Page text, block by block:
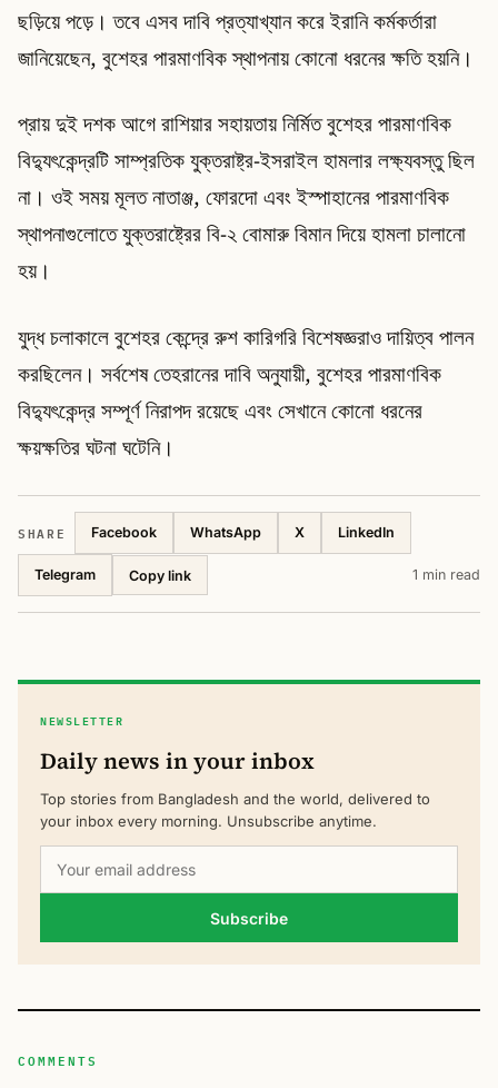
ছড়িয়ে পড়ে। তবে এসব দাবি প্রত্যাখ্যান করে ইরানি কর্মকর্তারা
জানিয়েছেন, বুশেহর পারমাণবিক স্থাপনায় কোনো ধরনের ক্ষতি হয়নি।
প্রায় দুই দশক আগে রাশিয়ার সহায়তায় নির্মিত বুশেহর পারমাণবিক
বিদ্যুৎকেন্দ্রটি সাম্প্রতিক যুক্তরাষ্ট্র-ইসরাইল হামলার লক্ষ্যবস্তু ছিল
না। ওই সময় মূলত নাতাঞ্জ, ফোরদো এবং ইস্পাহানের পারমাণবিক
স্থাপনাগুলোতে যুক্তরাষ্ট্রের বি-২ বোমারু বিমান দিয়ে হামলা চালানো
হয়।
যুদ্ধ চলাকালে বুশেহর কেন্দ্রে রুশ কারিগরি বিশেষজ্ঞরাও দায়িত্ব পালন
করছিলেন। সর্বশেষ তেহরানের দাবি অনুযায়ী, বুশেহর পারমাণবিক
বিদ্যুৎকেন্দ্র সম্পূর্ণ নিরাপদ রয়েছে এবং সেখানে কোনো ধরনের
ক্ষয়ক্ষতির ঘটনা ঘটেনি।
SHARE Facebook WhatsApp X LinkedIn
Telegram Copy link 1 min read
NEWSLETTER
Daily news in your inbox
Top stories from Bangladesh and the world, delivered to
your inbox every morning. Unsubscribe anytime.
Subscribe
COMMENTS